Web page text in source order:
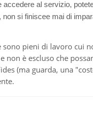
al servizio,
si finiscee mai di
pieni di lavoro cui
non è escluso che
(ma guarda, una